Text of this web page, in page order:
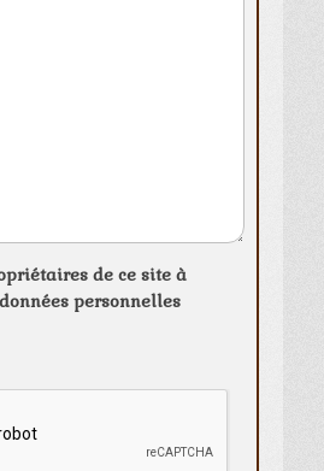
de ce site à
personnelles